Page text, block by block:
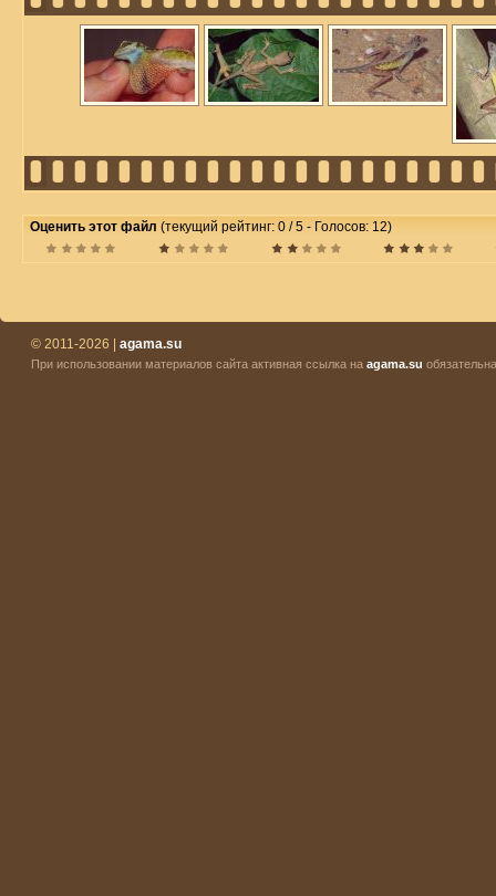
Оценить этот файл (текущий рейтинг: 0 / 5 - Голосов: 12)
© 2011-2026 | agama.su
При использовании материалов сайта активная ссылка на agama.su